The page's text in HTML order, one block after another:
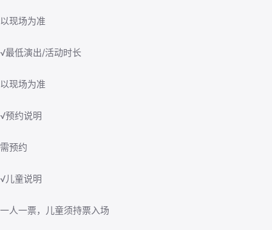
以现场为准
√最低演出/活动时长
以现场为准
√预约说明
需预约
√儿童说明
一人一票，儿童须持票入场